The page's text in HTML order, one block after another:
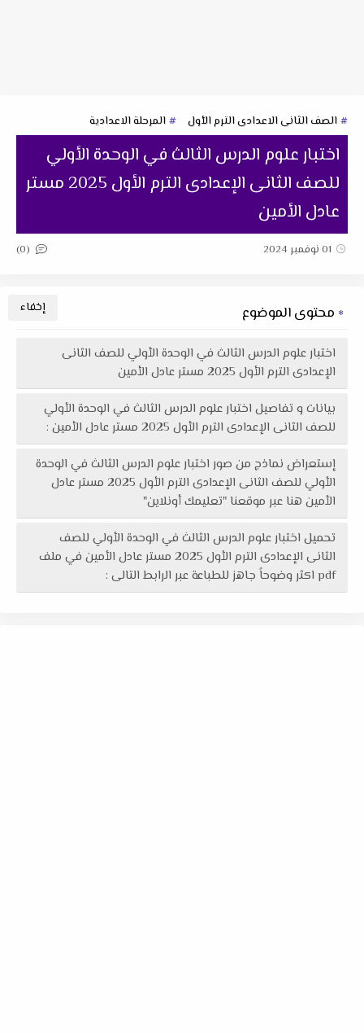
الصف الثانى الاعدادى الترم الأول المرحلة الاعدادية
اختبار علوم الدرس الثالث في الوحدة الأولي
للصف الثانى الإعدادى الترم الأول 2025 مستر
عادل الأمين
01 نوفمبر 2024 (0)
محتوى الموضوع
اختبار علوم الدرس الثالث في الوحدة الأولي للصف الثانى
الإعدادى الترم الأول 2025 مستر عادل الأمين
بيانات و تفاصيل اختبار علوم الدرس الثالث في الوحدة الأولي
للصف الثانى الإعدادى الترم الأول 2025 مستر عادل الأمين :
إستعراض نماذج من صور اختبار علوم الدرس الثالث في الوحدة
الأولي للصف الثانى الإعدادى الترم الأول 2025 مستر عادل
الأمين هنا عبر موقعنا "تعليمك أونلاين"
تحميل اختبار علوم الدرس الثالث في الوحدة الأولي للصف
الثانى الإعدادى الترم الأول 2025 مستر عادل الأمين في ملف
pdf اكثر وضوحاً جاهز للطباعة عبر الرابط التالى :